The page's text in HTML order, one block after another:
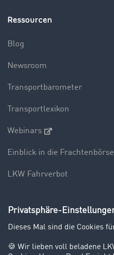
Ressourcen
Blog
Newsroom
Transportbarometer
Transportlexikon
Webinars
Einblick in die Frachtenbörse
LKW Fahrverbot
Unternehmen
Kunden werben Kunden
Success Stories